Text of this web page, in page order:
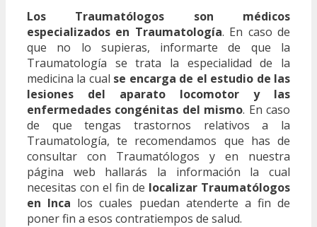
Los Traumatólogos son médicos
especializados en Traumatología. En caso de
que no lo supieras, informarte de que la
Traumatología se trata la especialidad de la
medicina la cual se encarga de el estudio de las
lesiones del aparato locomotor y las
enfermedades congénitas del mismo. En caso
de que tengas trastornos relativos a la
Traumatología, te recomendamos que has de
consultar con Traumatólogos y en nuestra
página web hallarás la información la cual
necesitas con el fin de localizar Traumatólogos
en Inca los cuales puedan atenderte a fin de
poner fin a esos contratiempos de salud.